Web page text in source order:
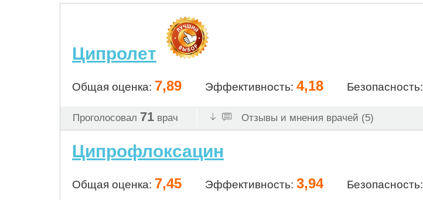
Ципролет
Общая оценка: 7,89 Эффективность: 4,18 Безопасность:
Проголосовал 71 врач Отзывы и мнения врачей (5)
Ципрофлоксацин
Общая оценка: 7,45 Эффективность: 3,94 Безопасность: